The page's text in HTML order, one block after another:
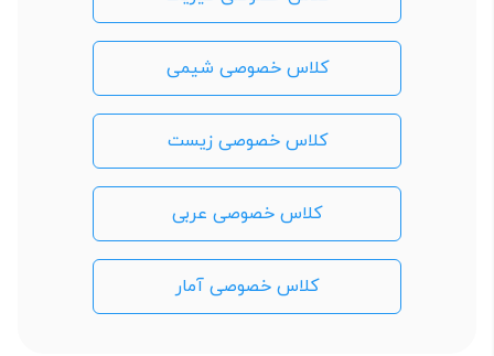
کلاس خصوصی شیمی
کلاس خصوصی زیست
کلاس خصوصی عربی
کلاس خصوصی آمار